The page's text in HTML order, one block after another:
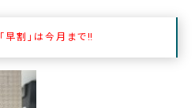
「早割」は今月まで‼︎